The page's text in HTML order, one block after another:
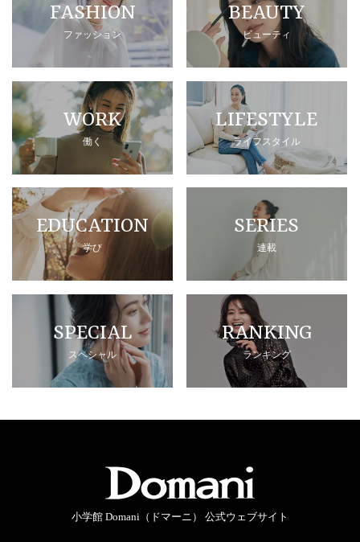
FASHION
ファッション
BEAUTY
ビューティ
WORK
働く
LIFESTYLE
ライフスタイル
EDUCATION
学び
SERIES
連載
SPECIAL
スペシャル
RANKING
ランキング
小学館 Domani（ドマーニ） 公式ウェブサイト